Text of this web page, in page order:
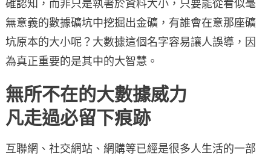
無意義的數據礦坑中挖掘出金礦，有誰會在意那座礦
坑原本的大小呢？大數據這個名字容易讓人誤導，因
為真正重要的是其中的大智慧。
無所不在的大數據威力
凡走過必留下痕跡
互聯網、社交網站、網購等已經是很多人生活的一部